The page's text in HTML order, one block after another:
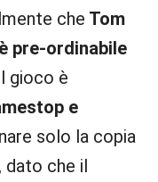
che Tom
è pre-ordinabile
gioco è
e
solo la copia
che il